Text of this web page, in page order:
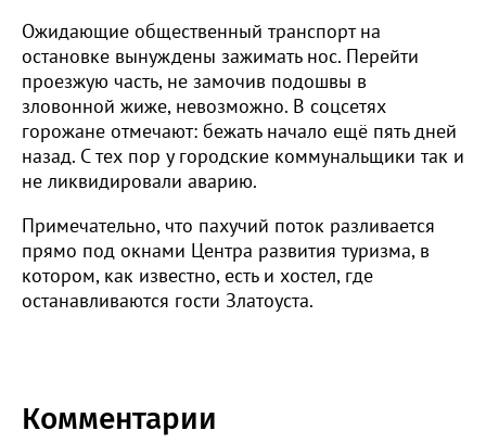
Ожидающие общественный транспорт на
остановке вынуждены зажимать нос. Перейти
проезжую часть, не замочив подошвы в
зловонной жиже, невозможно. В соцсетях
горожане отмечают: бежать начало ещё пять дней
назад. С тех пор у городские коммунальщики так и
не ликвидировали аварию.
Примечательно, что пахучий поток разливается
прямо под окнами Центра развития туризма, в
котором, как известно, есть и хостел, где
останавливаются гости Златоуста.
Комментарии